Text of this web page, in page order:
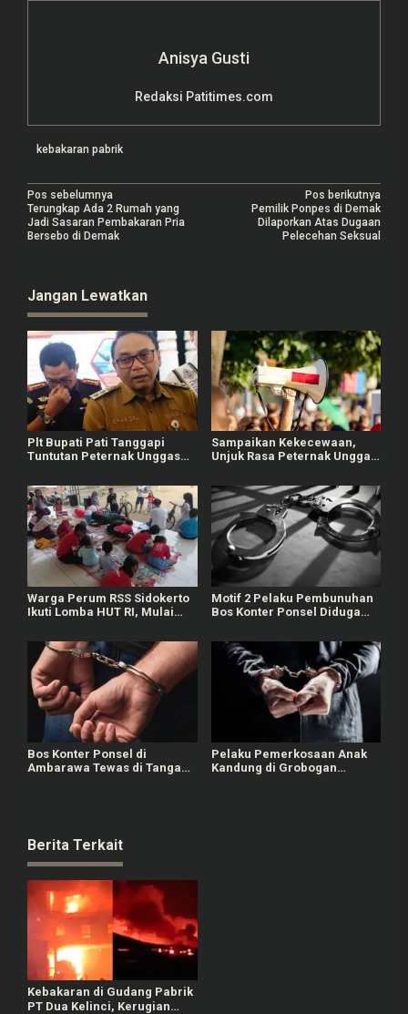
Anisya Gusti
Redaksi Patitimes.com
kebakaran pabrik
N
a
g
a
s
i
p
o
s
Pos sebelumnya
Terungkap Ada 2 Rumah yang
Jadi Sasaran Pembakaran Pria
Bersebo di Demak
Pos berikutnya
Pemilik Ponpes di Demak
Dilaporkan Atas Dugaan
Pelecehan Seksual
Jangan Lewatkan
Plt Bupati Pati Tanggapi
Tuntutan Peternak Unggas
Pusat
Sampaikan Kekecewaan,
Unjuk Rasa Peternak Unggas
Teatrikal
Warga Perum RSS Sidokerto
Ikuti Lomba HUT RI, Mulai
Mewarnai
Motif 2 Pelaku Pembunuhan
Bos Konter Ponsel Diduga
Bos Konter Ponsel di
Ambarawa Tewas di Tangan
Pelaku Pemerkosaan Anak
Kandung di Grobogan
Berita Terkait
Kebakaran di Gudang Pabrik
PT Dua Kelinci, Kerugian